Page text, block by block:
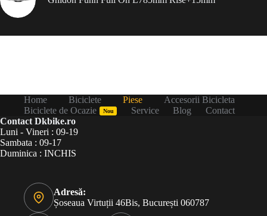
Home Biciclete Piese
Accesorii Bicicleta
Biciclete de Ocazie
Nou Service Blog
Contact
Contact Dkbike.ro
Luni - Vineri : 09-19
Sambata : 09-17
Duminica : INCHIS
Adresă:
Șoseaua Virtuții 46Bis, București 060787